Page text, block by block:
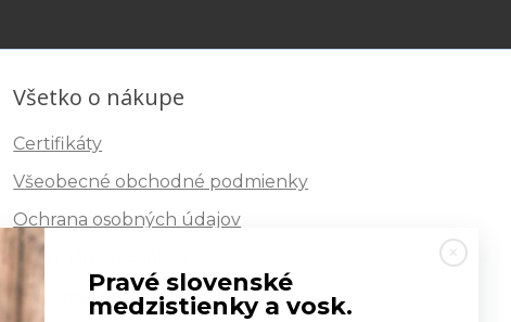
Všetko o nákupe
Certifikáty
Všeobecné obchodné podmienky
Ochrana osobných údajov
Informácie o cookies
Reklamačný poriadok
Pravé slovenské
medzistienky a vosk.